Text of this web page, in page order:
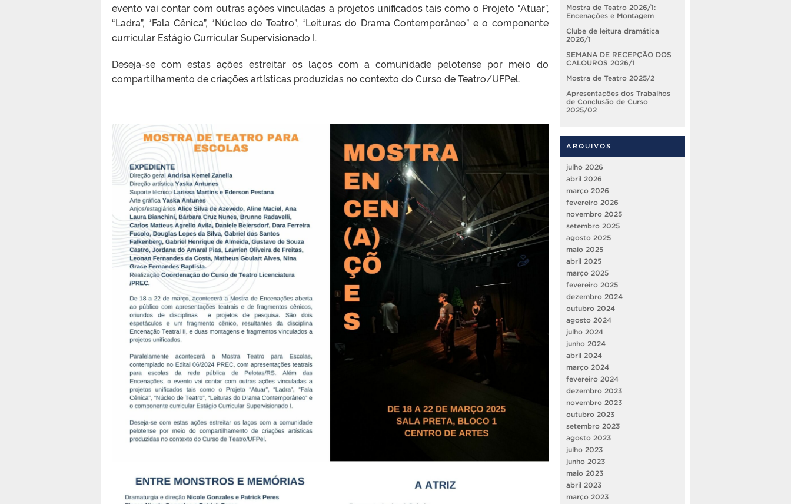
evento vai contar com outras ações vinculadas a projetos unificados tais como o Projeto “Atuar”,
“Ladra”, “Fala Cênica”, “Núcleo de Teatro”, “Leituras do Drama Contemporâneo” e o componente
curricular Estágio Curricular Supervisionado I.
Deseja-se com estas ações estreitar os laços com a comunidade pelotense por meio do
compartilhamento de criações artísticas produzidas no contexto do Curso de Teatro/UFPel.
Mostra de Teatro 2026/1:
Encenações e Montagem
Clube de leitura dramática
2026/1
SEMANA DE RECEPÇÃO DOS
CALOUROS 2026/1
Mostra de Teatro 2025/2
Apresentações dos Trabalhos
de Conclusão de Curso
2025/02
ARQUIVOS
julho 2026
abril 2026
março 2026
fevereiro 2026
novembro 2025
setembro 2025
agosto 2025
maio 2025
abril 2025
março 2025
fevereiro 2025
dezembro 2024
outubro 2024
agosto 2024
julho 2024
junho 2024
abril 2024
março 2024
fevereiro 2024
dezembro 2023
novembro 2023
outubro 2023
setembro 2023
agosto 2023
julho 2023
junho 2023
maio 2023
abril 2023
março 2023